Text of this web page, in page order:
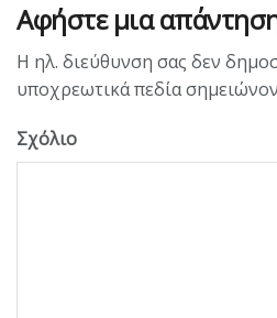
Αφήστε μια
Η ηλ. διεύθυνση σας δεν
υποχρεωτικά πεδία
Σχόλιο